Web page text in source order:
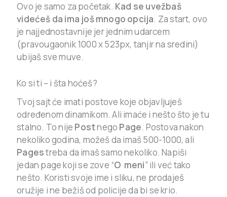
Ovo je samo za početak. Kad se uvežbaš
videćeš da ima još mnogo opcija. Za start, ovo
je najjednostavnije jer jednim udarcem
(pravougaonik 1000 x 523px, tanjir na sredini)
ubijaš sve muve.
Ko si ti – i šta hoćeš?
Tvoj sajt će imati postove koje objavljuješ
određenom dinamikom. Ali imaće i nešto što je tu
stalno. To nije Postnego Page. Postova nakon
nekoliko godina, možeš da imaš 500-1000, ali
Pagestreba da imaš samo nekoliko. Napiši
jedan page koji se zove “O meni” ili već tako
nešto. Koristi svoje ime i sliku, ne prodaješ
oružije i ne bežiš od policije da bi se krio.